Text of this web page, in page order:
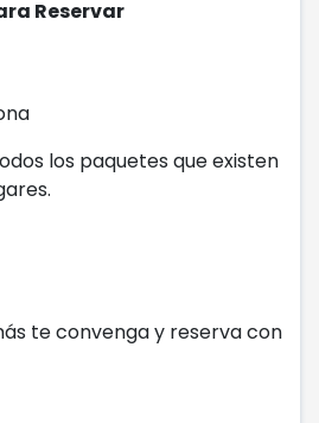
Reservar
los paquetes que existen
te convenga y reserva con